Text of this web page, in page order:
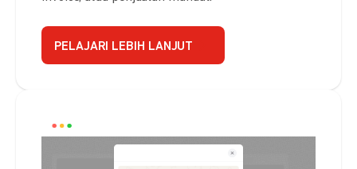
PELAJARI LEBIH LANJUT